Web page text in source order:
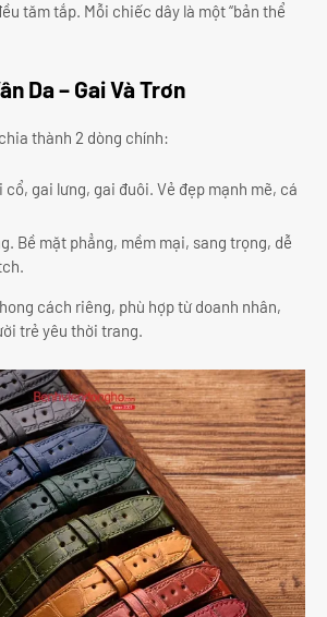
tăm tắp. Mỗi chiếc dây là một “bản thể
Da – Gai Và Trơn
thành 2 dòng chính:
cổ, gai lưng, gai đuôi. Vẻ đẹp mạnh mẽ, cá
Bề mặt phẳng, mềm mại, sang trọng, dễ
cách riêng, phù hợp từ doanh nhân,
trẻ yêu thời trang.